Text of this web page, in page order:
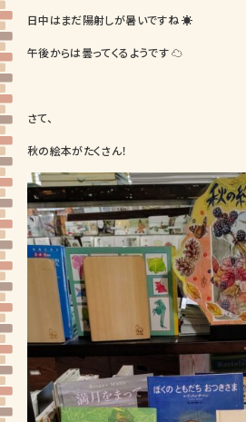
日中はまだ陽射しが暑いですね ☀
午後からは曇ってくるようです ☁
さて、
秋の絵本がたくさん！